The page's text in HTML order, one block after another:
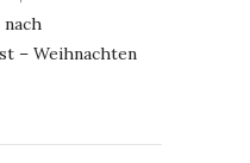
– Weihnachten